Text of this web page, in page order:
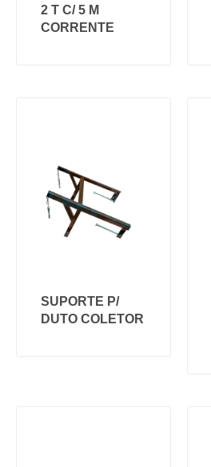
2 T C/ 5 M
CORRENTE
SUPORTE P/
DUTO COLETOR